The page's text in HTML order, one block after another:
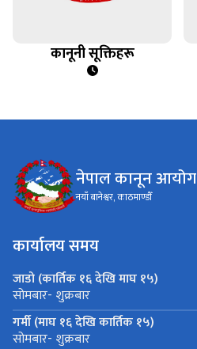
कानूनी सूक्तिहरू
नेपाल कानून आयोग
नयाँ बानेश्वर, काठमाण्डौँ
कार्यालय समय
जाडो (कार्तिक १६ देखि माघ १५)
सोमबार- शुक्रबार
गर्मी (माघ १६ देखि कार्तिक १५)
सोमबार- शुक्रबार